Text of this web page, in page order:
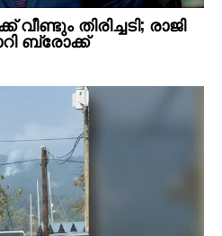
തിരിച്ചടി; രാജി
ബ്രോക്ക്